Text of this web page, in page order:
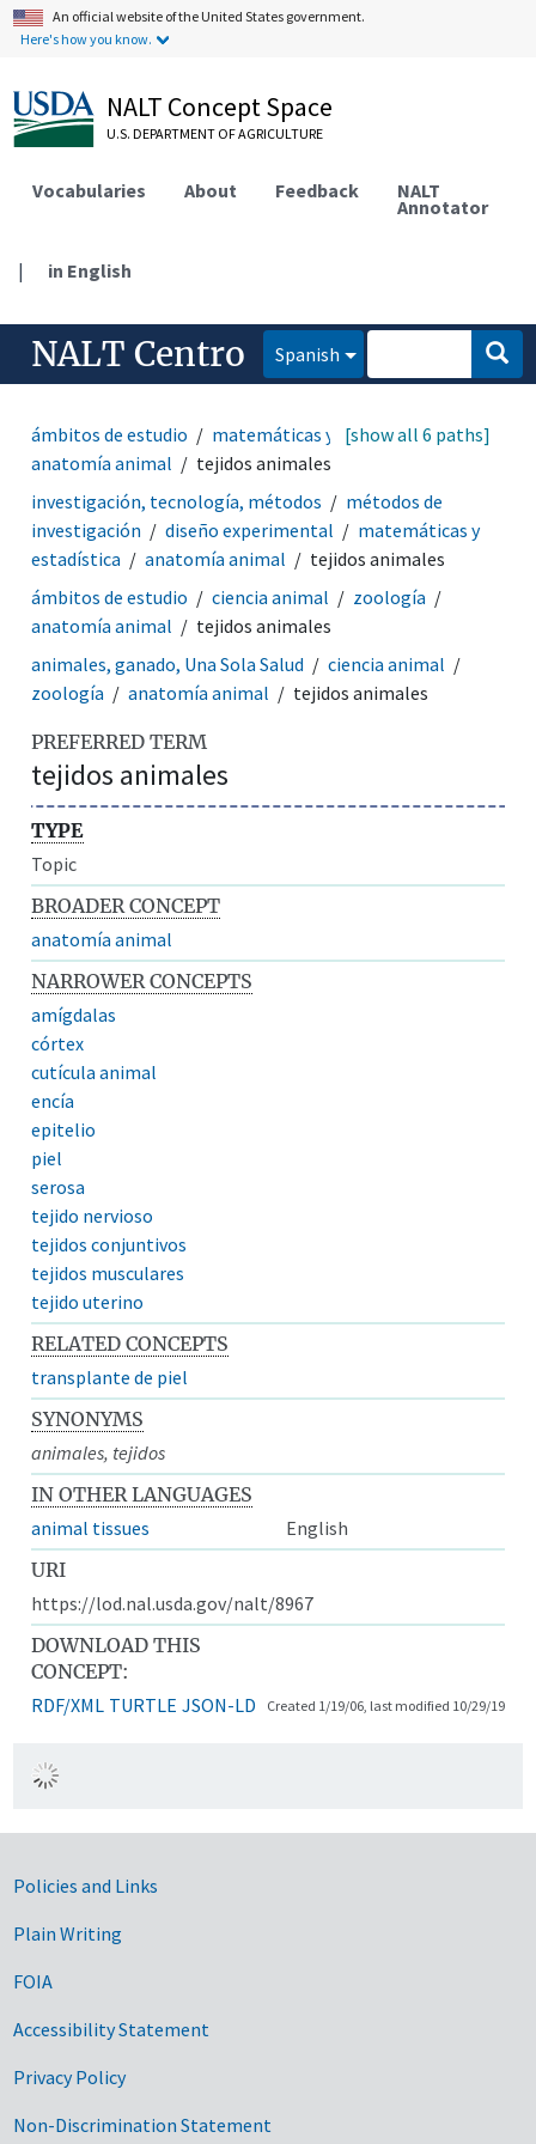
An official website of the United States government.
Here's how you know.
NALT Concept Space
U.S. DEPARTMENT OF AGRICULTURE
Vocabularies About Feedback NALT
Annotator
| in English
NALT Centro Spanish
ámbitos de estudio
matemáticas y estadística
anatomía animal
tejidos animales
[show all 6 paths]
investigación, tecnología, métodos
métodos de
investigación
diseño experimental
matemáticas y
estadística
anatomía animal
tejidos animales
ámbitos de estudio
ciencia animal
zoología
anatomía animal
tejidos animales
animales, ganado, Una Sola Salud
ciencia animal
zoología
anatomía animal tejidos animales
PREFERRED TERM
tejidos animales
TYPE
Topic
BROADER CONCEPT
anatomía animal
NARROWER CONCEPTS
amígdalas
córtex
cutícula animal
encía
epitelio
piel
serosa
tejido nervioso
tejidos conjuntivos
tejidos musculares
tejido uterino
RELATED CONCEPTS
transplante de piel
SYNONYMS
animales, tejidos
IN OTHER LANGUAGES
animal tissues
English
URI
https://lod.nal.usda.gov/nalt/8967
DOWNLOAD THIS
CONCEPT:
RDF/XML TURTLE JSON-LD Created 1/19/06, last modified 10/29/19
Government Links
Policies and Links
Plain Writing
FOIA
Accessibility Statement
Privacy Policy
Non-Discrimination Statement